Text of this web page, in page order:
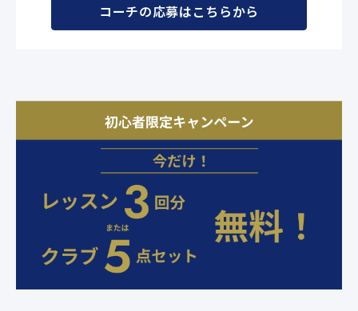
コーチの応募はこちらから